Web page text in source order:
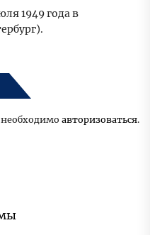
1949 года в
авторизоваться.